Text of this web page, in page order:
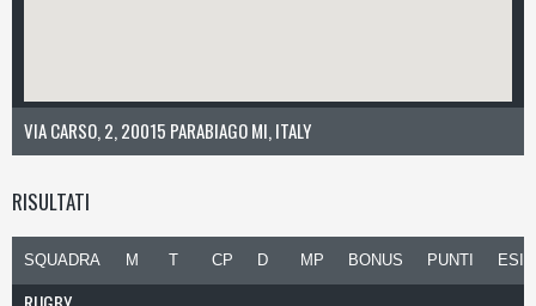
VIA CARSO, 2, 20015 PARABIAGO MI, ITALY
RISULTATI
SQUADRA M T CP D MP BONUS PUNTI